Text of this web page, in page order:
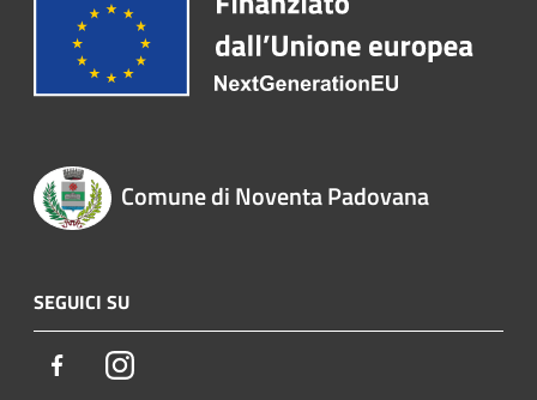
Comune di Noventa Padovana
SEGUICI SU
FacebookInstagram